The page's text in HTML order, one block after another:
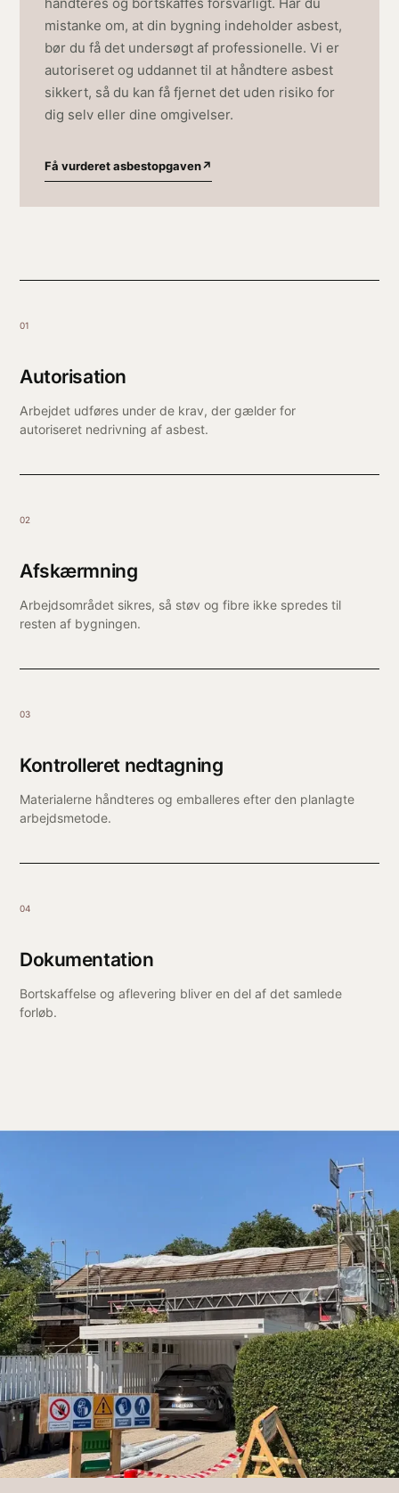
mistanke om, at din bygning indeholder asbest,
bør du få det undersøgt af professionelle. Vi er
autoriseret og uddannet til at håndtere asbest
sikkert, så du kan få fjernet det uden risiko for
dig selv eller dine omgivelser.
Få vurderet asbestopgaven↗
01
Autorisation
Arbejdet udføres under de krav, der gælder for
autoriseret nedrivning af asbest.
02
Afskærmning
Arbejdsområdet sikres, så støv og fibre ikke spredes til
resten af bygningen.
03
Kontrolleret nedtagning
Materialerne håndteres og emballeres efter den planlagte
arbejdsmetode.
04
Dokumentation
Bortskaffelse og aflevering bliver en del af det samlede
forløb.